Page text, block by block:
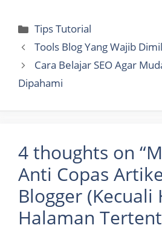
Categories
Tips Tutorial
Tools Blog Yang Wajib
Cara Belajar SEO Agar
Dipahami
4 thoughts on
Anti Copas
Blogger (Kecuali
Halaman